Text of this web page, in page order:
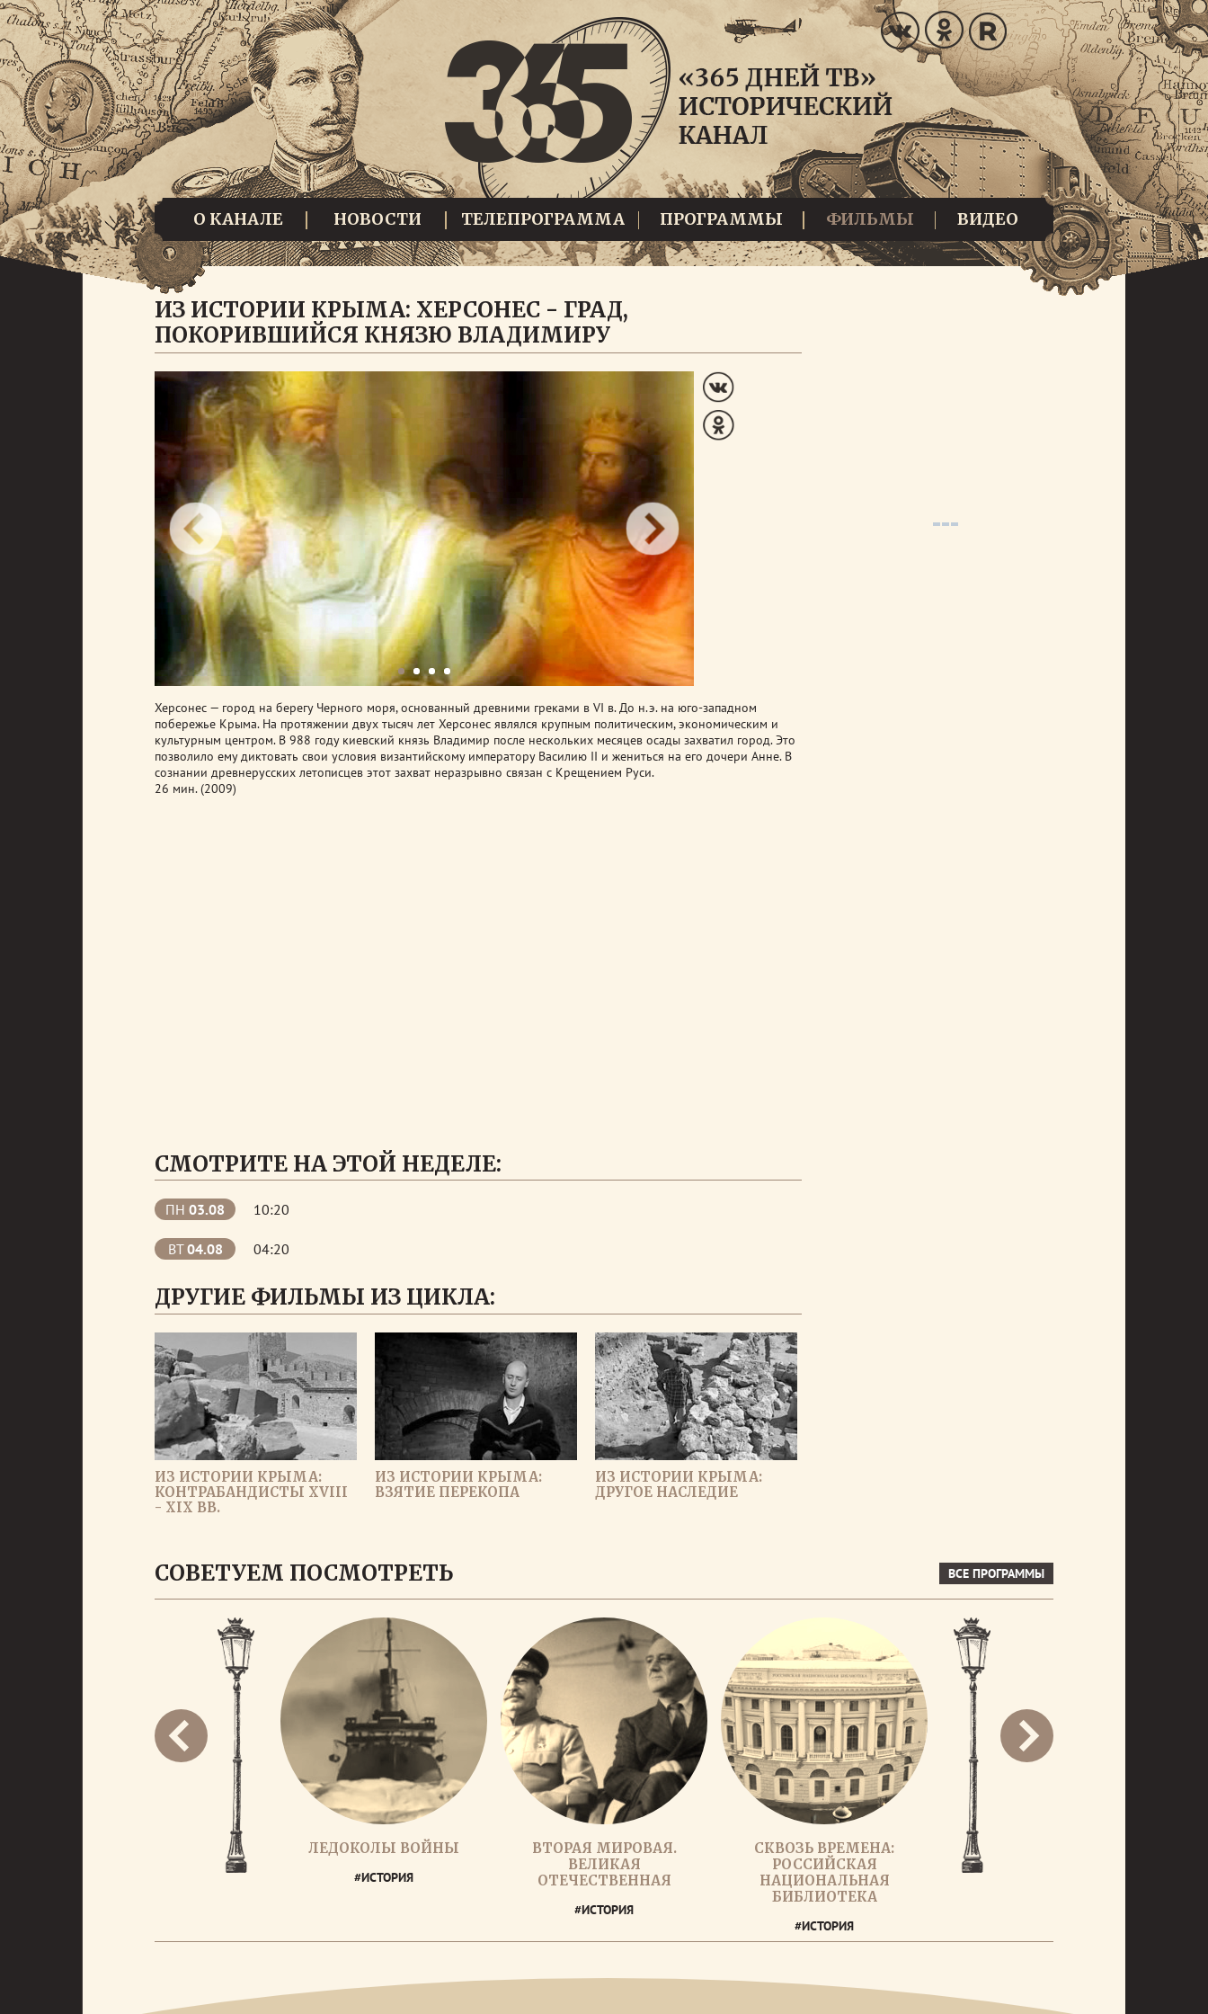
О КАНАЛЕ НОВОСТИ ТЕЛЕПРОГРАММА ПРОГРАММЫ ФИЛЬМЫ ВИДЕО
ИЗ ИСТОРИИ КРЫМА: ХЕРСОНЕС - ГРАД,
ПОКОРИВШИЙСЯ КНЯЗЮ ВЛАДИМИРУ
Херсонес — город на берегу Черного моря, основанный древними греками в VI в. До н.э. на юго-западном
побережье Крыма. На протяжении двух тысяч лет Херсонес являлся крупным политическим, экономическим и
культурным центром. В 988 году киевский князь Владимир после нескольких месяцев осады захватил город.Это
позволило ему диктовать свои условия византийскому императору Василию II и жениться на его дочери Анне. В
сознании древнерусских летописцев этот захват неразрывно связан с Крещением Руси.
26 мин. (2009)
СМОТРИТЕ НА ЭТОЙ НЕДЕЛЕ:
ПН 03.08 10:20
ВТ04.08 04:20
ДРУГИЕ ФИЛЬМЫ ИЗ ЦИКЛА:
ИЗ ИСТОРИИ КРЫМА:
КОНТРАБАНДИСТЫ ХVIII
- XIX ВВ.
ИЗ ИСТОРИИ КРЫМА:
ВЗЯТИЕ ПЕРЕКОПА
ИЗ ИСТОРИИ КРЫМА:
ДРУГОЕ НАСЛЕДИЕ
СОВЕТУЕМ ПОСМОТРЕТЬ ВСЕ ПРОГРАММЫ
ЛЕДОКОЛЫ ВОЙНЫ
#ИСТОРИЯ
ВТОРАЯ МИРОВАЯ.
ВЕЛИКАЯ
ОТЕЧЕСТВЕННАЯ
#ИСТОРИЯ
СКВОЗЬ ВРЕМЕНА:
РОССИЙСКАЯ
НАЦИОНАЛЬНАЯ
БИБЛИОТЕКА
#ИСТОРИЯ